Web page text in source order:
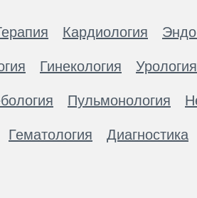
Кардиология
Гинекология Урология
Пульмонология
Гематология Диагностика